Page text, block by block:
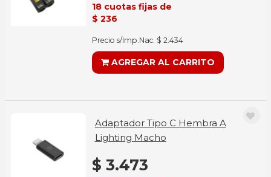
18 cuotas fijas de
$ 236
Precio s/Imp.Nac. $ 2.434
AGREGAR AL CARRITO
Adaptador Tipo C Hembra A
Lighting Macho
$ 3.473